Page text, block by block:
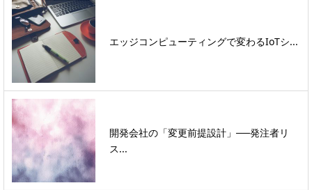
エッジコンピューティングで変わるIoTシ...
開発会社の「変更前提設計」──発注者リ
ス...